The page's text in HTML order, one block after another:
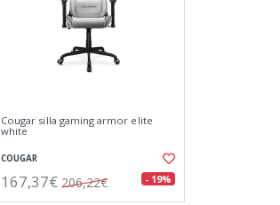
Cougar silla gaming armor elite
white
COUGAR
167,37€ 206,22€ - 19%